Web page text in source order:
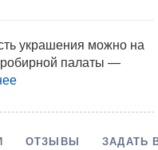
украшения можно на
палаты —
ОТЗЫВЫ ЗАДАТЬ